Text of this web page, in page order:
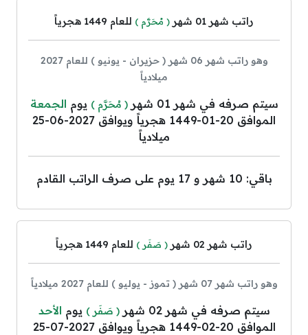
راتب شهر 01 شهر ( مُحَرَّم ) للعام 1449 هجرياً
وهو راتب شهر 06 شهر ( حزيران - يونيو ) للعام 2027
ميلادياً
سيتم صرفه في شهر 01 شهر ( مُحَرَّم ) يوم الجمعة
الموافق 20-01-1449 هجرياً ويوافق 2027-06-25
ميلادياً
باقي: 10 شهر و 17 يوم على صرف الراتب القادم
راتب شهر 02 شهر ( صَفَر ) للعام 1449 هجرياً
وهو راتب شهر 07 شهر ( تموز - يوليو ) للعام 2027 ميلادياً
سيتم صرفه في شهر 02 شهر ( صَفَر ) يوم الأحد
الموافق 20-02-1449 هجرياً ويوافق 2027-07-25